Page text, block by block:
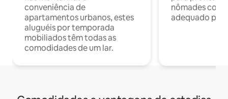
conveniência de
apartamentos urbanos, estes
aluguéis por temporada
mobiliados têm todas as
comodidades de um lar.
nômades com
adequado